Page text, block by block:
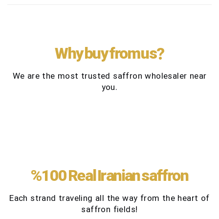
Why buy from us?
We are the most trusted saffron wholesaler near
you.
%100 Real Iranian saffron
Each strand traveling all the way from the heart of
saffron fields!